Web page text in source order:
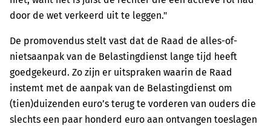
door de wet verkeerd uit te leggen."
De promovendus stelt vast dat de Raad de alles-of-
nietsaanpak van de Belastingdienst lange tijd heeft
goedgekeurd. Zo zijn er uitspraken waarin de Raad
instemt met de aanpak van de Belastingdienst om
(tien)duizenden euro’s terug te vorderen van ouders die
slechts een paar honderd euro aan ontvangen toeslagen